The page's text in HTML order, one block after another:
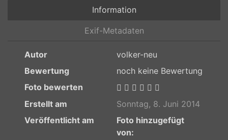
Information
Exif-Metadaten
Autor
volker-neu
Bewertung
noch keine Bewertung
Foto bewerten
Erstellt am
Sonntag, 8. Juni 2014
Veröffentlicht am
Foto hinzugefügt
von: